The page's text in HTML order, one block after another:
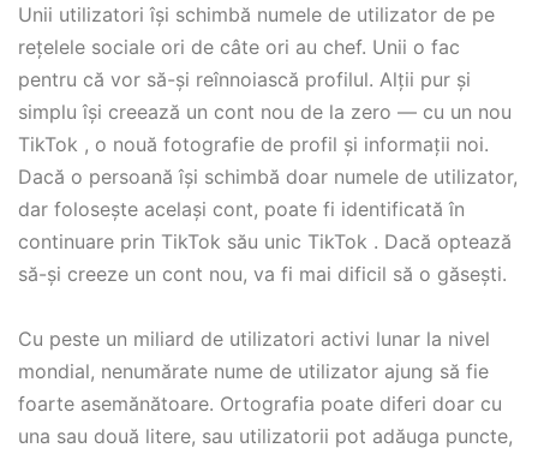
Unii utilizatori își schimbă numele de utilizator de pe
rețelele sociale ori de câte ori au chef. Unii o fac
pentru că vor să-și reînnoiască profilul. Alții pur și
simplu își creează un cont nou de la zero — cu un nou
TikTok , o nouă fotografie de profil și informații noi.
Dacă o persoană își schimbă doar numele de utilizator,
dar folosește același cont, poate fi identificată în
continuare prin TikTok său unic TikTok . Dacă optează
să-și creeze un cont nou, va fi mai dificil să o găsești.
Cu peste un miliard de utilizatori activi lunar la nivel
mondial, nenumărate nume de utilizator ajung să fie
foarte asemănătoare. Ortografia poate diferi doar cu
una sau două litere, sau utilizatorii pot adăuga puncte,